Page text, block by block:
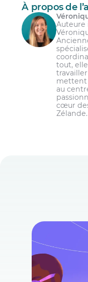
À propos de
Auteure
tout,
mettent
au
cœur
Zélande.